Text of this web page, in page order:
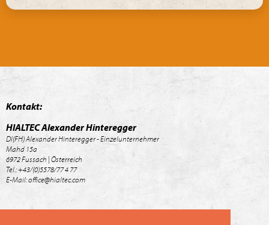
Kontakt:
HIALTEC Alexander Hinteregger
DI(FH) Alexander Hinteregger - Einzelunternehmer
Mahd 15a
6972 Fussach | Österreich
Tel.: +43/(0)5578/77 4 77
E-Mail: office@hialtec.com